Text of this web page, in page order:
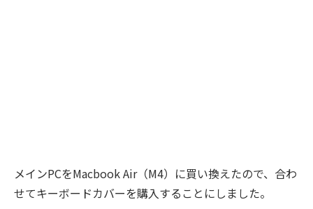
メインPCをMacbook Air（M4）に買い換えたので、合わ
せてキーボードカバーを購入することにしました。